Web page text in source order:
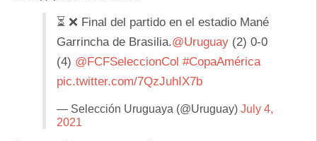
⏳ ❌ Final del partido en el estadio Mané
Garrincha de Brasilia.@Uruguay (2) 0-0
(4) @FCFSeleccionCol #CopaAmérica
pic.twitter.com/7QzJuhIX7b
— Selección Uruguaya (@Uruguay) July 4,
2021